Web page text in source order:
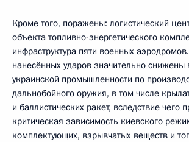
Кроме того, поражены: логистический
объекта топливно-энергетического
инфраструктура пяти военных
нанесённых ударов значительно снижены
украинской промышленности по
дальнобойного оружия, в том числе
и баллистических ракет, вследствие чего
критическая зависимость киевского
комплектующих, взрывчатых веществ и